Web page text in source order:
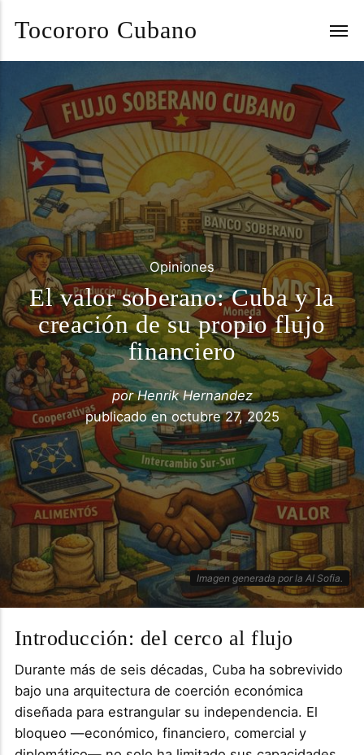
Tocororo Cubano
Opiniones
El valor soberano: Cuba y la
creación de su propio flujo
financiero
porHenrik Hernandez
publicado enoctubre 27, 2025
Imagen generada por la AI Sofia.
Introducción: del cerco al flujo
Durante más de seis décadas, Cuba ha sobrevivido
bajo una arquitectura de coerción económica
diseñada para estrangular su independencia. El
bloqueo —económico, financiero, comercial y